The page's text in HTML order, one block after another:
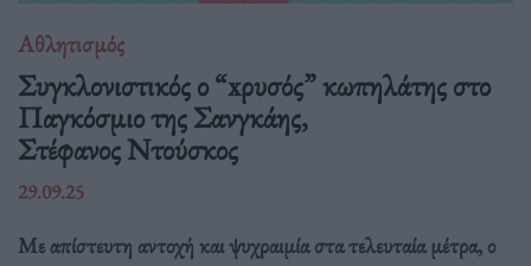
Αθλητισμός
Συγκλονιστικός ο “xρυσός” κωπηλάτης στο
Παγκόσμιο της Σανγκάης,
Στέφανος Ντούσκος
29.09.25
Με απίστευτη αντοχή και ψυχραιμία στα τελευταία μέτρα, ο